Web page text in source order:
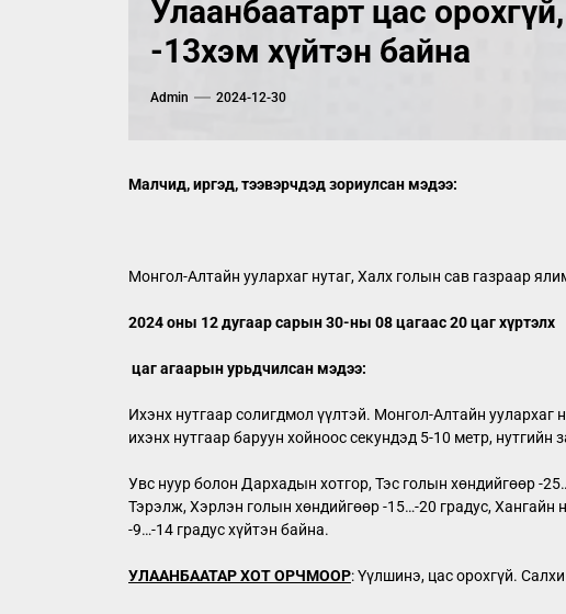
Улаанбаатарт цас
-13хэм хүйтэн байна
Admin 2024-12-30
Малчид, иргэд, тээвэрчдэд зориулсан мэдээ:
Монгол-Алтайн уулархаг нутаг, Халх голын сав газраар
2024 оны 12 дугаар сарын 30-ны 08 цагаас 20 цаг хүртэлх
цаг агаарын урьдчилсан мэдээ:
Ихэнх нутгаар солигдмол үүлтэй. Монгол-Алтайн уулархаг
ихэнх нутгаар баруун хойноос секундэд 5-10 метр,
Увс нуур болон Дархадын хотгор, Тэс голын хөндийгөөр -
Тэрэлж, Хэрлэн голын хөндийгөөр -15…-20 градус, Хангайн
-9…-14 градус хүйтэн байна.
УЛААНБААТАР ХОТ ОРЧМООР: Үүлшинэ, цас орохгүй.